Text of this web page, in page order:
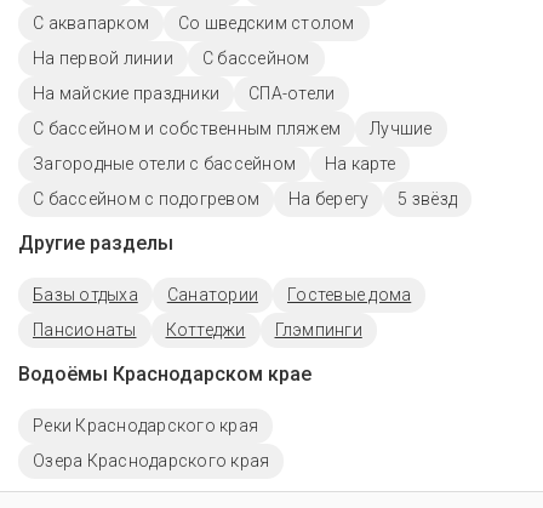
С аквапарком
Со шведским столом
На первой линии
C бассейном
На майские праздники
СПА-отели
С бассейном и собственным пляжем
Лучшие
Загородные отели с бассейном
На карте
С бассейном с подогревом
На берегу 5 звёзд
Другие разделы
Базы отдыха Санатории
Гостевые дома
Пансионаты
Коттеджи Глэмпинги
Водоёмы Краснодарском крае
Реки Краснодарского края
Озера Краснодарского края